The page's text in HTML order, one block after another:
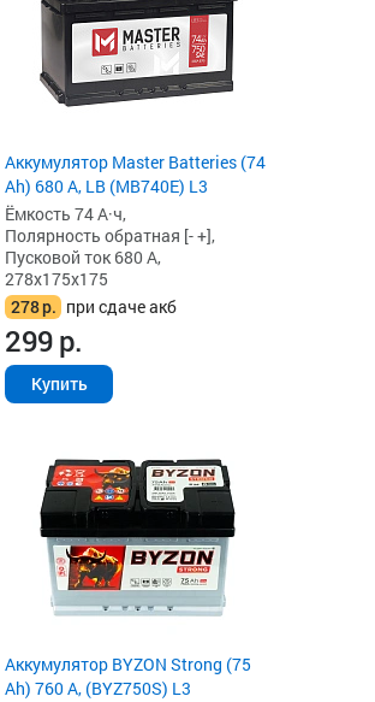
Аккумулятор Master Batteries (74
Ah) 680 А, LB (MB740E) L3
Ёмкость 74 А·ч,
Полярность обратная [- +],
Пусковой ток 680 А,
278x175x175
278р. при сдаче акб
299р.
Купить
Аккумулятор BYZON Strong (75
Ah) 760 А, (BYZ750S) L3